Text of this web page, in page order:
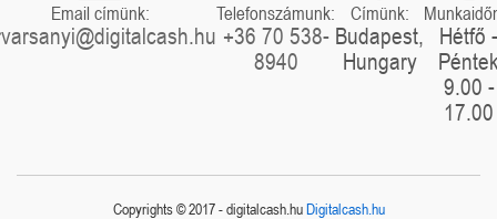
Email címünk: Telefonszámunk:
+36 70 538-
8940
Címünk:
Budapest,
Hungary
Hétfő -
9.00 -
17.00
Copyrights © 2017 - digitalcash.huDigitalcash.hu